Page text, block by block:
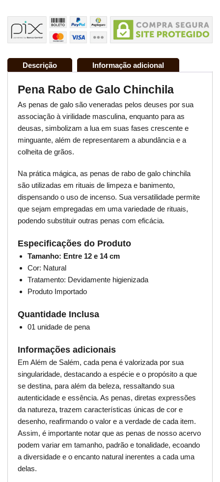
Descrição Informação adicional
Pena Rabo de Galo Chinchila
As penas de galo são veneradas pelos deuses por sua
associação à virilidade masculina, enquanto para as
deusas, simbolizam a lua em suas fases crescente e
minguante, além de representarem a abundância e a
colheita de grãos.
Na prática mágica, as penas de rabo de galo chinchila
são utilizadas em rituais de limpeza e banimento,
dispensando o uso de incenso. Sua versatilidade permite
que sejam empregadas em uma variedade de rituais,
podendo substituir outras penas com eficácia.
Especificações do Produto
Tamanho: Entre 12 e 14 cm
Cor: Natural
Tratamento: Devidamente higienizada
Produto Importado
Quantidade Inclusa
01 unidade de pena
Informações adicionais
Em Além de Salém, cada pena é valorizada por sua
singularidade, destacando a espécie e o propósito a que
se destina, para além da beleza, ressaltando sua
autenticidade e essência. As penas, diretas expressões
da natureza, trazem características únicas de cor e
desenho, reafirmando o valor e a verdade de cada item.
Assim, é importante notar que as penas de nosso acervo
podem variar em tamanho, padrão e tonalidade, ecoando
a diversidade e o encanto natural inerentes a cada uma
delas.